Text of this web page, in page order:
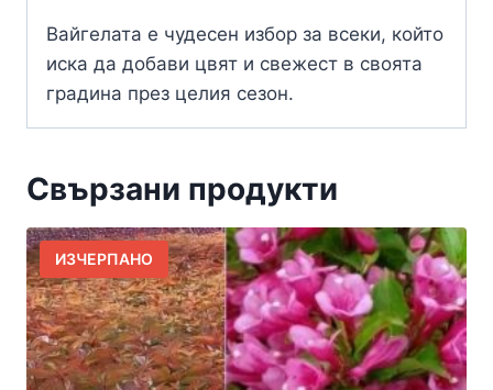
Вайгелата е чудесен избор за всеки, който
иска да добави цвят и свежест в своята
градина през целия сезон.
Свързани продукти
ИЗЧЕРПАНО